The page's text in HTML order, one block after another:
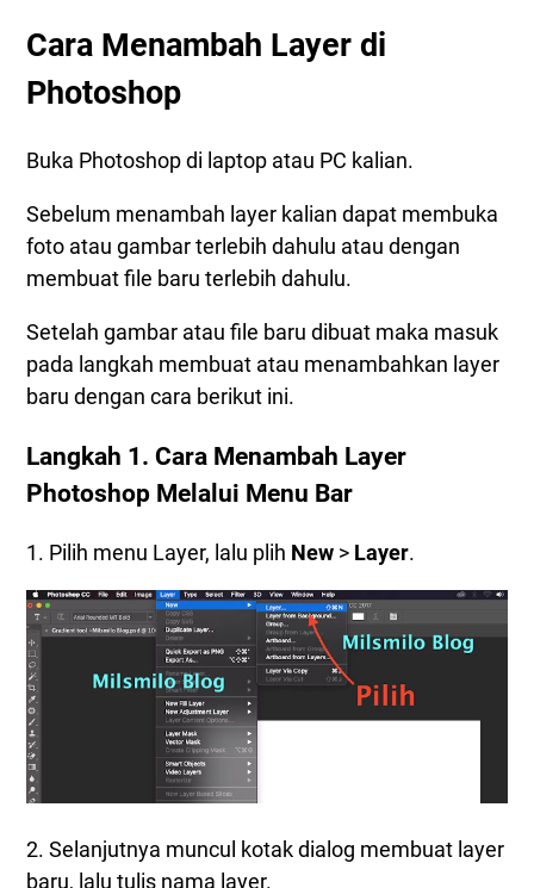
Cara Menambah Layer di
Photoshop
Buka Photoshop di laptop atau PC kalian.
Sebelum menambah layer kalian dapat membuka
foto atau gambar terlebih dahulu atau dengan
membuat file baru terlebih dahulu.
Setelah gambar atau file baru dibuat maka masuk
pada langkah membuat atau menambahkan layer
baru dengan cara berikut ini.
Langkah 1. Cara Menambah Layer
Photoshop Melalui Menu Bar
1. Pilih menu Layer, lalu plih New > Layer.
2. Selanjutnya muncul kotak dialog membuat layer
baru, lalu tulis nama layer.